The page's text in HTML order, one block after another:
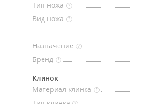
Тип ножа ?
Вид ножа ?
Назначение ?
Бренд ?
Клинок
Материал клинка
?